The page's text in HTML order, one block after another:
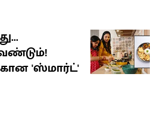
'ஸ்மார்ட்'